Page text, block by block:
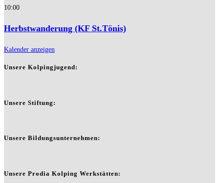
10:00
Herbstwanderung (KF St.Tönis)
Kalender anzeigen
Unsere Kolpingjugend:
Unsere Stiftung:
Unsere Bildungsunternehmen:
Unsere Prodia Kolping Werkstätten: